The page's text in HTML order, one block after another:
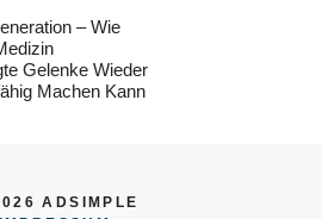
– Wie
Gelenke Wieder
Machen Kann
ADSIMPLE